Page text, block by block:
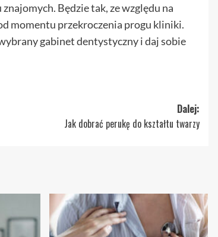
Będzie tak, ze względu na
momentu przekroczenia progu kliniki.
gabinet dentystyczny i daj sobie
Dalej:
Jak dobrać perukę do kształtu twarzy